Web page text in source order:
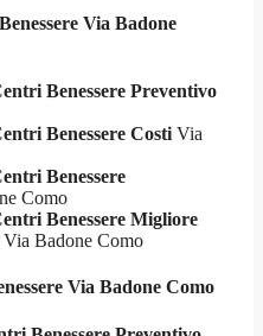
Via Badone
Benessere Preventivo
Benessere Costi Via
Benessere
Como
Benessere Migliore
Via Badone Como
Via Badone Como